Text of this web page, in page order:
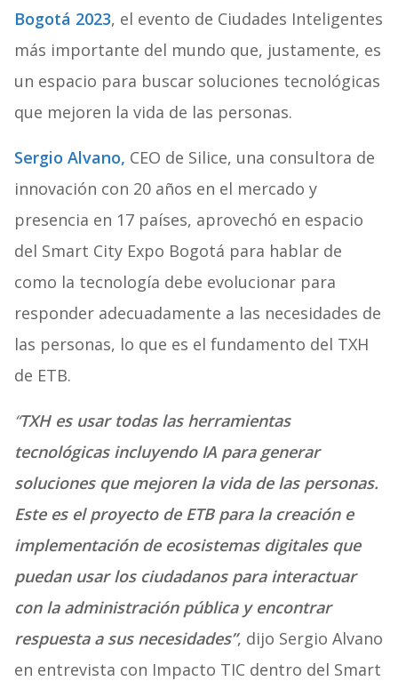
Bogotá 2023, el evento de Ciudades Inteligentes
más importante del mundo que, justamente, es
un espacio para buscar soluciones tecnológicas
que mejoren la vida de las personas.
Sergio Alvano, CEO de Silice, una consultora de
innovación con 20 años en el mercado y
presencia en 17 países, aprovechó en espacio
del Smart City Expo Bogotá para hablar de
como la tecnología debe evolucionar para
responder adecuadamente a las necesidades de
las personas, lo que es el fundamento del TXH
de ETB.
“TXH es usar todas las herramientas
tecnológicas incluyendo IA para generar
soluciones que mejoren la vida de las personas.
Este es el proyecto de ETB para la creación e
implementación de ecosistemas digitales que
puedan usar los ciudadanos para interactuar
con la administración pública y encontrar
respuesta a sus necesidades”, dijo Sergio Alvano
en entrevista con Impacto TIC dentro del Smart